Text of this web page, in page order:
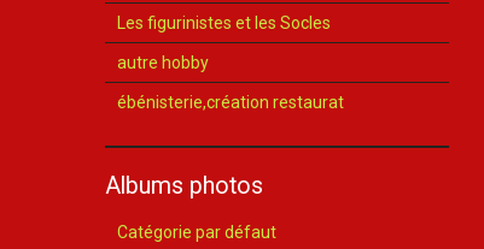
Les figurinistes et les Socles
autre hobby
ébénisterie,création restaurat
Albums photos
Catégorie par défaut